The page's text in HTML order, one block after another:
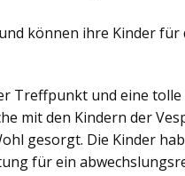
können ihre Kinder für
Treffpunkt und eine
mit den Kindern der
gesorgt. Die Kinder
für ein